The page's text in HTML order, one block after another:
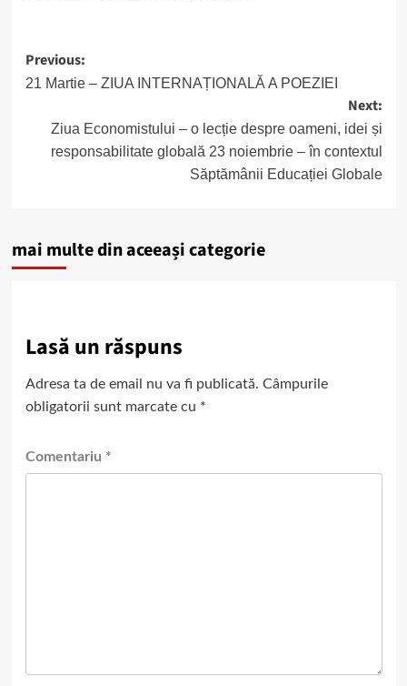
Post
navigation
Previous:
21 Martie – ZIUA INTERNAȚIONALĂ A POEZIEI
Next:
Ziua Economistului – o lecție despre oameni, idei și
responsabilitate globală 23 noiembrie – în contextul
Săptămânii Educației Globale
mai multe din aceeași categorie
Lasă un răspuns
Adresa ta de email nu va fi publicată. Câmpurile
obligatorii sunt marcate cu *
Comentariu *